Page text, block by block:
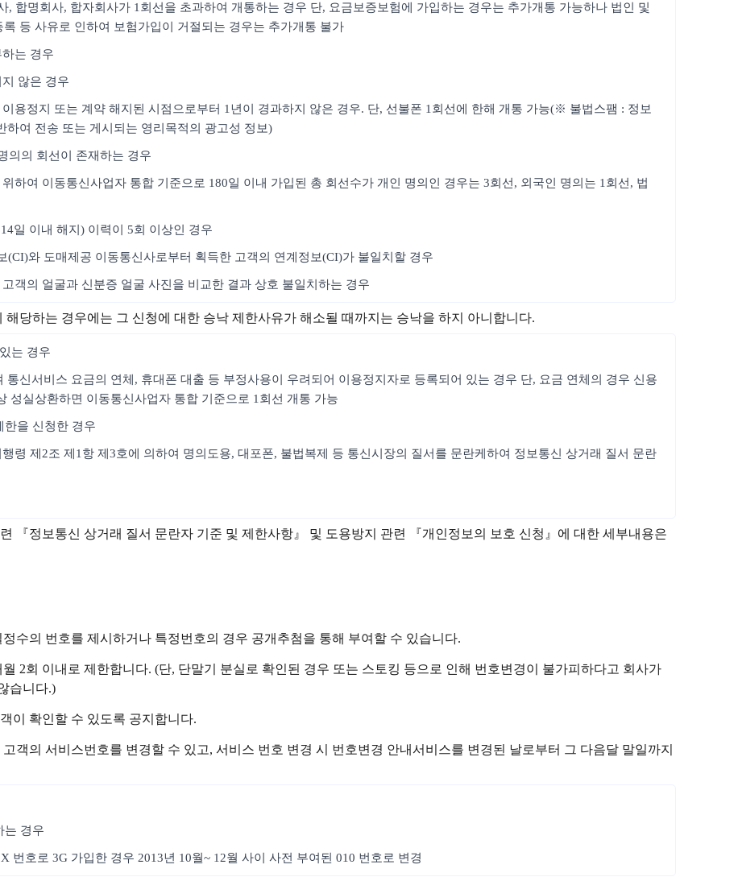
, 합명회사, 합자회사가 1회선을 초과하여 개통하는 경우 단, 요금보증보험에 가입하는 경우는 추가개통 가능하나 법인 및
등 사유로 인하여 보험가입이 거절되는 경우는 추가개통 불가
는 경우
않은 경우
용정지 또는 계약 해지된 시점으로부터 1년이 경과하지 않은 경우. 단, 선불폰 1회선에 한해 개통 가능(※ 불법스팸 : 정보
여 전송 또는 게시되는 영리목적의 광고성 정보)
의의 회선이 존재하는 경우
하여 이동통신사업자 통합 기준으로 180일 이내 가입된 총 회선수가 개인 명의인 경우는 3회선, 외국인 명의는 1회선, 법
일 이내 해지) 이력이 5회 이상인 경우
(CI)와 도매제공 이동통신사로부터 획득한 고객의 연계정보(CI)가 불일치할 경우
객의 얼굴과 신분증 얼굴 사진을 비교한 결과 상호 불일치하는 경우
당하는 경우에는 그 신청에 대한 승낙 제한사유가 해소될 때까지는 승낙을 하지 아니합니다.
는 경우
통신서비스 요금의 연체, 휴대폰 대출 등 부정사용이 우려되어 이용정지자로 등록되어 있는 경우 단, 요금 연체의 경우 신용
성실상환하면 이동통신사업자 통합 기준으로 1회선 개통 가능
한을 신청한 경우
령 제2조 제1항 제3호에 의하여 명의도용, 대포폰, 불법복제 등 통신시장의 질서를 문란케하여 정보통신 상거래 질서 문란
『정보통신 상거래 질서 문란자 기준 및 제한사항』 및 도용방지 관련 『개인정보의 보호 신청』에 대한 세부내용은
수의 번호를 제시하거나 특정번호의 경우 공개추첨을 통해 부여할 수 있습니다.
2회 이내로 제한합니다. (단, 단말기 분실로 확인된 경우 또는 스토킹 등으로 인해 번호변경이 불가피하다고 회사가
습니다.)
이 확인할 수 있도록 공지합니다.
객의 서비스번호를 변경할 수 있고, 서비스 번호 변경 시 번호변경 안내서비스를 변경된 날로부터 그 다음달 말일까지
는 경우
번호로 3G 가입한 경우 2013년 10월~ 12월 사이 사전 부여된 010 번호로 변경